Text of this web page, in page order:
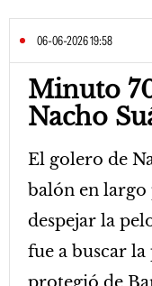
06-06-2026 19:58
Minuto
Nacho
El golero de
balón en largo
despejar la
fue a buscar